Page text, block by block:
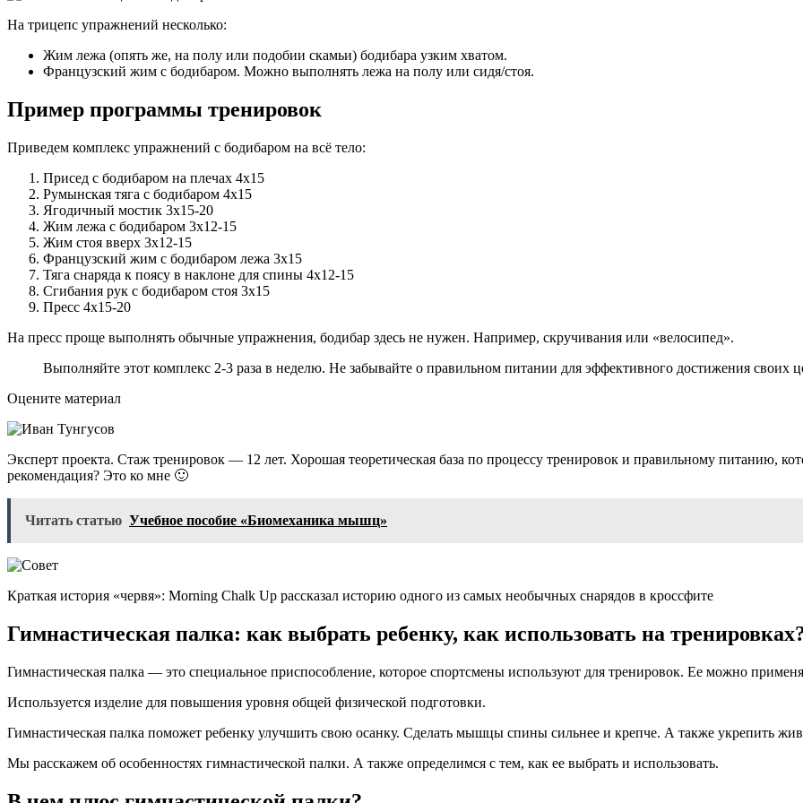
На трицепс упражнений несколько:
Жим лежа (опять же, на полу или подобии скамьи) бодибара узким хватом.
Французский жим с бодибаром. Можно выполнять лежа на полу или сидя/стоя.
Пример программы тренировок
Приведем комплекс упражнений с бодибаром на всё тело:
Присед с бодибаром на плечах 4х15
Румынская тяга с бодибаром 4х15
Ягодичный мостик 3х15-20
Жим лежа с бодибаром 3х12-15
Жим стоя вверх 3х12-15
Французский жим с бодибаром лежа 3х15
Тяга снаряда к поясу в наклоне для спины 4х12-15
Сгибания рук с бодибаром стоя 3х15
Пресс 4х15-20
На пресс проще выполнять обычные упражнения, бодибар здесь не нужен. Например, скручивания или «велосипед».
Выполняйте этот комплекс 2-3 раза в неделю. Не забывайте о правильном питании для эффективного достижения своих
Оцените материал
Эксперт проекта. Стаж тренировок — 12 лет. Хорошая теоретическая база по процессу тренировок и правильному питанию,
рекомендация? Это ко мне 🙂
Читать статью Учебное пособие «Биомеханика мышц»
Краткая история «червя»: Morning Chalk Up рассказал историю одного из самых необычных снарядов в кроссфите
Гимнастическая палка: как выбрать ребенку, как использовать на
Гимнастическая палка — это специальное приспособление, которое спортсмены используют для тренировок. Ее можно
Используется изделие для повышения уровня общей физической подготовки.
Гимнастическая палка поможет ребенку улучшить свою осанку. Сделать мышцы спины сильнее и крепче. А также укрепить
Мы расскажем об особенностях гимнастической палки. А также определимся с тем, как ее выбрать и использовать.